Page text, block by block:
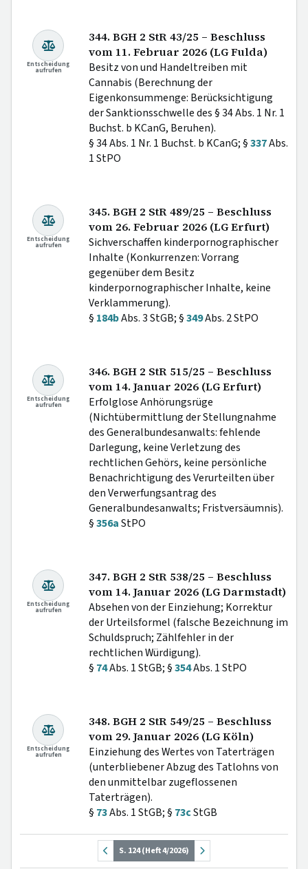
Entscheidung
aufrufen
344. BGH 2 StR 43/25 – Beschluss
vom 11. Februar 2026 (LG Fulda)
Besitz von und Handeltreiben mit
Cannabis (Berechnung der
Eigenkonsummenge: Berücksichtigung
der Sanktionsschwelle des § 34 Abs. 1 Nr. 1
Buchst. b KCanG, Beruhen).
§ 34 Abs. 1 Nr. 1 Buchst. b KCanG; §337Abs.
1 StPO
Entscheidung
aufrufen
345. BGH 2 StR 489/25 – Beschluss
vom 26. Februar 2026 (LG Erfurt)
Sichverschaffen kinderpornographischer
Inhalte (Konkurrenzen: Vorrang
gegenüber dem Besitz
kinderpornographischer Inhalte, keine
Verklammerung).
§ 184bAbs. 3 StGB; §349Abs. 2 StPO
Entscheidung
aufrufen
346. BGH 2 StR 515/25 – Beschluss
vom 14. Januar 2026 (LG Erfurt)
Erfolglose Anhörungsrüge
(Nichtübermittlung der Stellungnahme
des Generalbundesanwalts: fehlende
Darlegung, keine Verletzung des
rechtlichen Gehörs, keine persönliche
Benachrichtigung des Verurteilten über
den Verwerfungsantrag des
Generalbundesanwalts; Fristversäumnis).
§356aStPO
Entscheidung
aufrufen
347. BGH 2 StR 538/25 – Beschluss
vom 14. Januar 2026 (LG Darmstadt)
Absehen von der Einziehung; Korrektur
der Urteilsformel (falsche Bezeichnung im
Schuldspruch; Zählfehler in der
rechtlichen Würdigung).
§ 74Abs. 1 StGB; §354Abs. 1 StPO
Entscheidung
aufrufen
348. BGH 2 StR 549/25 – Beschluss
vom 29. Januar 2026 (LG Köln)
Einziehung des Wertes von Taterträgen
(unterbliebener Abzug des Tatlohns von
den unmittelbar zugeflossenen
Taterträgen).
§ 73Abs. 1 StGB; § 73cStGB
S. 124 (Heft 4/2026)